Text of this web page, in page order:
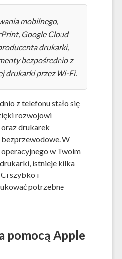
mobilnego,
Google Cloud
drukarki,
bezpośrednio z
drukarki przez Wi-Fi.
z telefonu stało się
rozwojowi
drukarek
W
operacyjnego w Twoim
istnieje kilka
szybko i
potrzebne
pomocą Apple